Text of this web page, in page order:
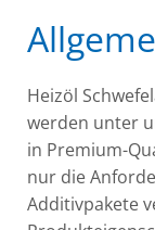
Heizöl
werden unter
in Premium-
nur die
Additivpakete